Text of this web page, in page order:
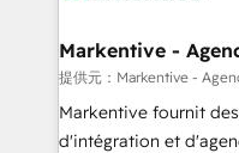
せください。
🎯Demand Gen &
ABM, AEO, SEO, & paid media.
Build high-performing
& conversion strategy
Markentive -
提供元：Markentive -
Markentive fournit
d'intégration et